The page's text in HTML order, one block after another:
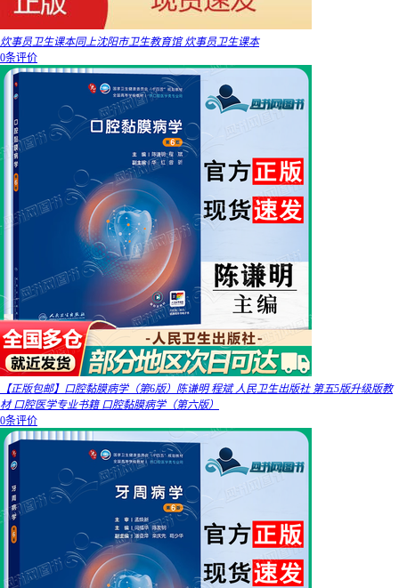
炊事员卫生课本同上沈阳市卫生教育馆 炊事员卫生课本
0条评价
【正版包邮】口腔黏膜病学（第6版）陈谦明 程斌 人民卫生出版社 第五5版升级版教
材 口腔医学专业书籍 口腔黏膜病学（第六版）
0条评价